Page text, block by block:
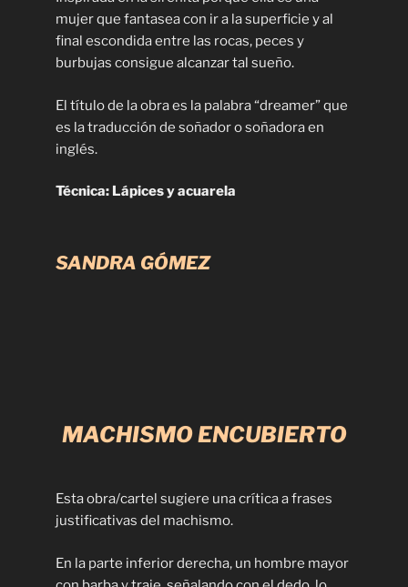
mujer que fantasea con ir a la superficie y al
final escondida entre las rocas, peces y
burbujas consigue alcanzar tal sueño.
El título de la obra es la palabra “dreamer” que
es la traducción de soñador o soñadora en
inglés.
Técnica: Lápices y acuarela
SANDRA GÓMEZ
MACHISMO ENCUBIERTO
Esta obra/cartel sugiere una crítica a frases
justificativas del machismo.
En la parte inferior derecha, un hombre mayor